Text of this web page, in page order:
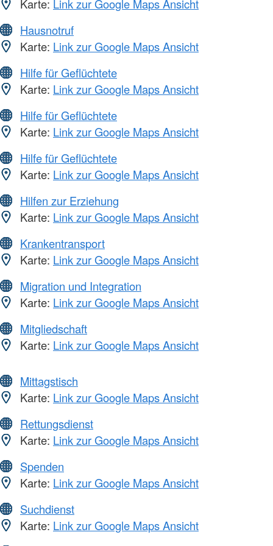
Karte: Link zur Google Maps Ansicht
Hausnotruf
Karte: Link zur Google Maps Ansicht
Hilfe für Geflüchtete
Karte: Link zur Google Maps Ansicht
Hilfe für Geflüchtete
Karte: Link zur Google Maps Ansicht
Hilfe für Geflüchtete
Karte: Link zur Google Maps Ansicht
Hilfen zur Erziehung
Karte: Link zur Google Maps Ansicht
Krankentransport
Karte: Link zur Google Maps Ansicht
Migration und Integration
Karte: Link zur Google Maps Ansicht
Mitgliedschaft
Karte: Link zur Google Maps Ansicht
Mittagstisch
Karte: Link zur Google Maps Ansicht
Rettungsdienst
Karte: Link zur Google Maps Ansicht
Spenden
Karte: Link zur Google Maps Ansicht
Suchdienst
Karte: Link zur Google Maps Ansicht